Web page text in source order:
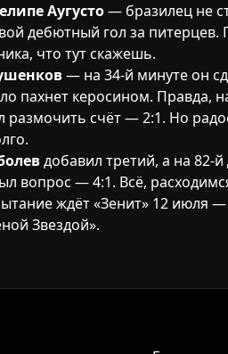
Аугусто— бразилец не
дебютный гол за питерцев.
что тут скажешь.
— на 34-й минуте он
пахнет керосином. Правда,
размочить счёт — 2:1. Но
добавил третий, а на 82-й
вопрос — 4:1. Всё,
ждёт «Зенит» 12 июля
Звездой».